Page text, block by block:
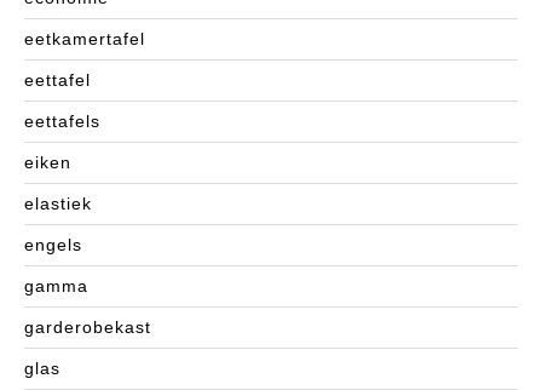
eetkamertafel
eettafel
eettafels
eiken
elastiek
engels
gamma
garderobekast
glas